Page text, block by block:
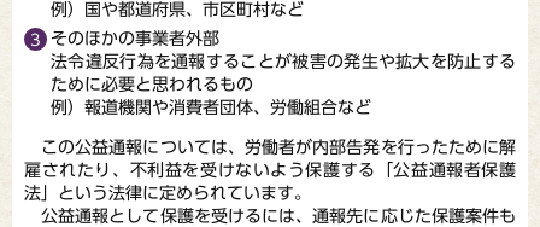
例）国や都道府県、市区町村など
そのほかの事業者外部
法令違反行為を通報することが被害の発生や拡大を防止する
ために必要と思われるもの
例）報道機関や消費者団体、労働組合など
この公益通報については、労働者が内部告発を行ったために解
雇されたり、不利益を受けないよう保護する「公益通報者保護
法」という法律に定められています。
公益通報として保護を受けるには、通報先に応じた保護案件も